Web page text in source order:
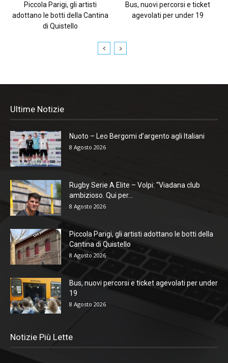
Piccola Parigi, gli artisti
adottano le botti della Cantina
di Quistello
Bus, nuovi percorsi e ticket
agevolati per under 19
Ultime Notizie
Nuoto – Leo Bergomi d’argento agli Italiani
8 Agosto 2026
Rugby Serie A Elite – Volpi: “Viadana club
ambizioso. Qui per...
8 Agosto 2026
Piccola Parigi, gli artisti adottano le botti della
Cantina di Quistello
8 Agosto 2026
Bus, nuovi percorsi e ticket agevolati per under
19
8 Agosto 2026
Notizie Più Lette